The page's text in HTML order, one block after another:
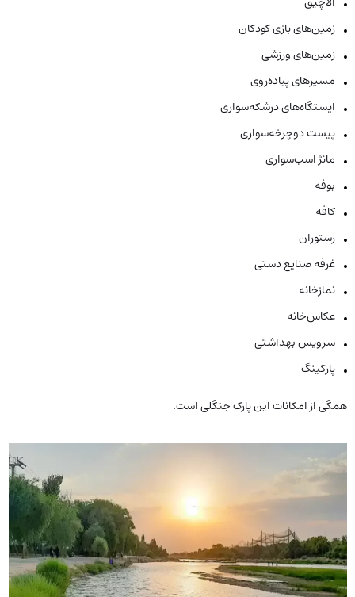
زمین‌های بازی کودکان
زمین‌های ورزشی
مسیرهای پیاده‌روی
ایستگاه‌های درشکه‌سواری
پیست دوچرخه‌سواری
مانژ اسب‌سواری
بوفه
کافه
رستوران
غرفه صنایع دستی
نمازخانه
عکاس‌خانه
سرویس بهداشتی
پارکینگ
همگی از امکانات این پارک جنگلی است.